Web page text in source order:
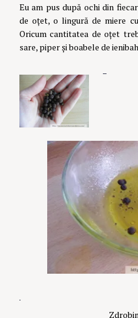
Eu am pus după ochi din
de oțet, o lingură de miere
Oricum cantitatea de oțet
sare, piper și boabele de